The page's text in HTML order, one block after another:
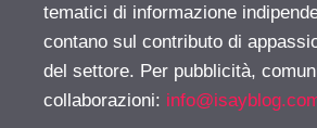
tematici di informazione
contano sul contributo di
del settore. Per pubblicità,
collaborazioni: